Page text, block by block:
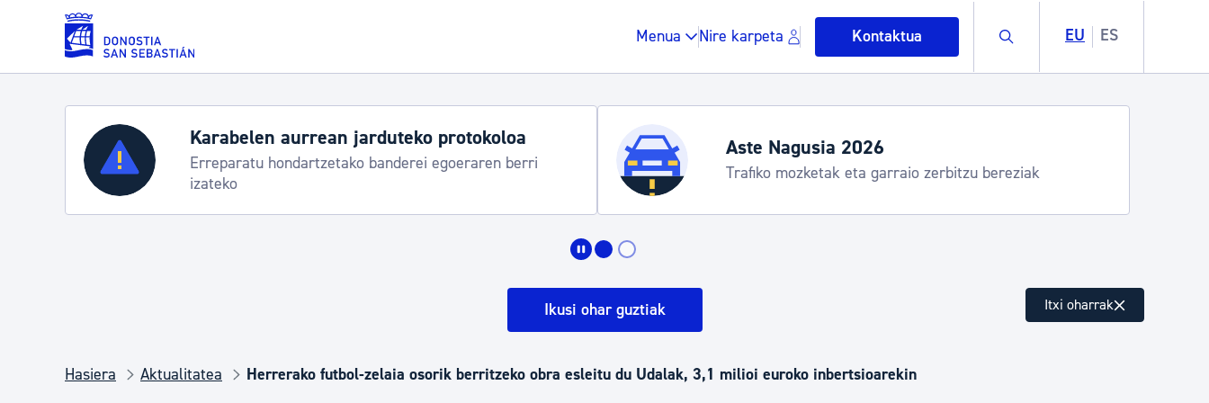
Eduki nagusira joan
Menua Nire karpeta Kontaktua Buscar EU ES
Zerbitzuak
Errolda eta gai pertsonalak
Gune publikoa, hondakinak eta ingurumena
Karabelen aurrean jarduteko protokoloa
Erreparatu hondartzetako banderei egoeraren berri
izateko
Aste Nagusia 2026
Trafiko mozketak eta garraio zerbitzu bereziak
Ikusi ohar guztiak Itxi oharrak
Hasiera Aktualitatea Herrerako futbol-zelaia osorik berritzeko obra esleitu du Udalak, 3,1 milioi euroko inbertsioarekin